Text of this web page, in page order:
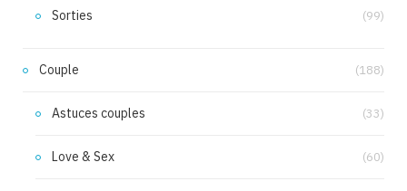
Sorties (99)
Couple (188)
Astuces couples (33)
Love & Sex (60)